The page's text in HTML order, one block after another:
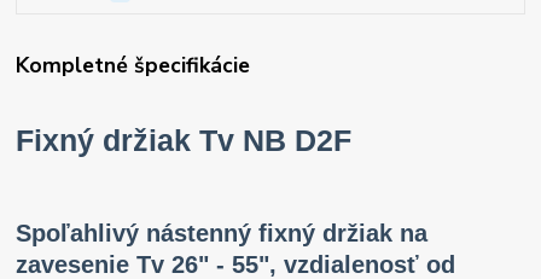
Kompletné špecifikácie
Fixný držiak Tv NB D2F
Spoľahlivý nástenný fixný držiak na
zavesenie Tv 26" - 55", vzdialenosť od